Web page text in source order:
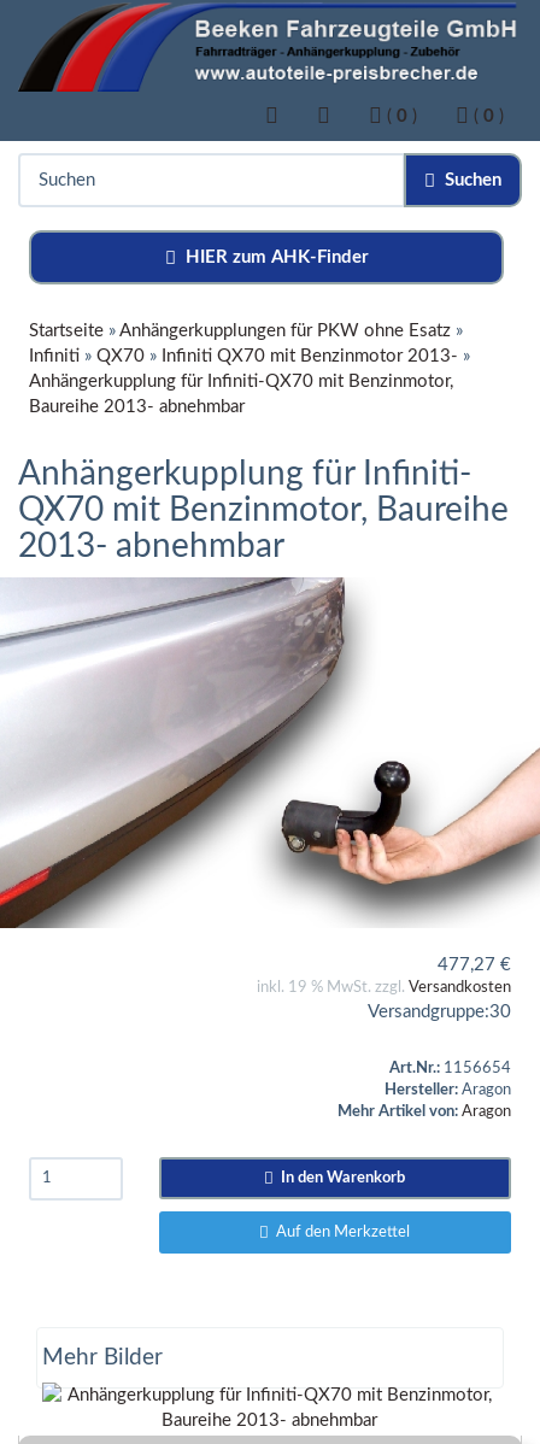
( 0 ) ( 0 )
Suchen
HIER zum AHK-Finder
Startseite » Anhängerkupplungen für PKW ohne Esatz »
Infiniti » QX70 » Infiniti QX70 mit Benzinmotor 2013- »
Anhängerkupplung für Infiniti-QX70 mit Benzinmotor,
Baureihe 2013- abnehmbar
Anhängerkupplung für Infiniti-
QX70 mit Benzinmotor, Baureihe
2013- abnehmbar
477,27 €
inkl. 19 % MwSt. zzgl. Versandkosten
Versandgruppe:30
Art.Nr.: 1156654
Hersteller: Aragon
Mehr Artikel von: Aragon
In den Warenkorb
Auf den Merkzettel
Mehr Bilder